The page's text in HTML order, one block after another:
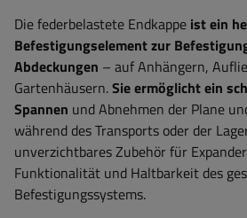
Die federbelastete Endkappe ist ein
Befestigungselement zur
Abdeckungen – auf Anhängern,
Gartenhäusern.Sie ermöglicht ein
Spannen und Abnehmen der Plane
während des Transports oder der
unverzichtbares Zubehör für
Funktionalität und Haltbarkeit des
Befestigungssystems.